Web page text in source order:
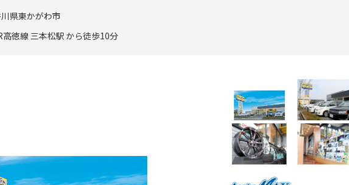
県東かがわ市
高徳線 三本松駅 から徒歩10分